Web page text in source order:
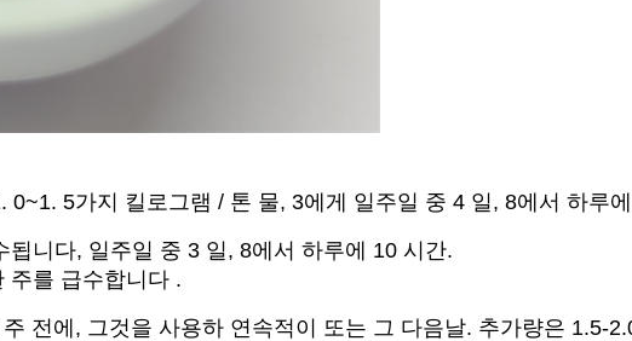
0~1. 5가지 킬로그램 / 톤 물, 3에게 일주일 중 4 일, 8에서 하루
니다, 일주일 중 3 일, 8에서 하루에 10 시간.
주를 급수합니다 .
전에, 그것을 사용하 연속적이 또는 그 다음날. 추가량은 1.5-